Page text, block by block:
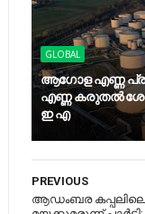
GLOBAL
ആഗോള എണ്ണ
എണ്ണ കരുതൽ
ഇ എ
PREVIOUS
ആഡംബര കപ്പലിലെ